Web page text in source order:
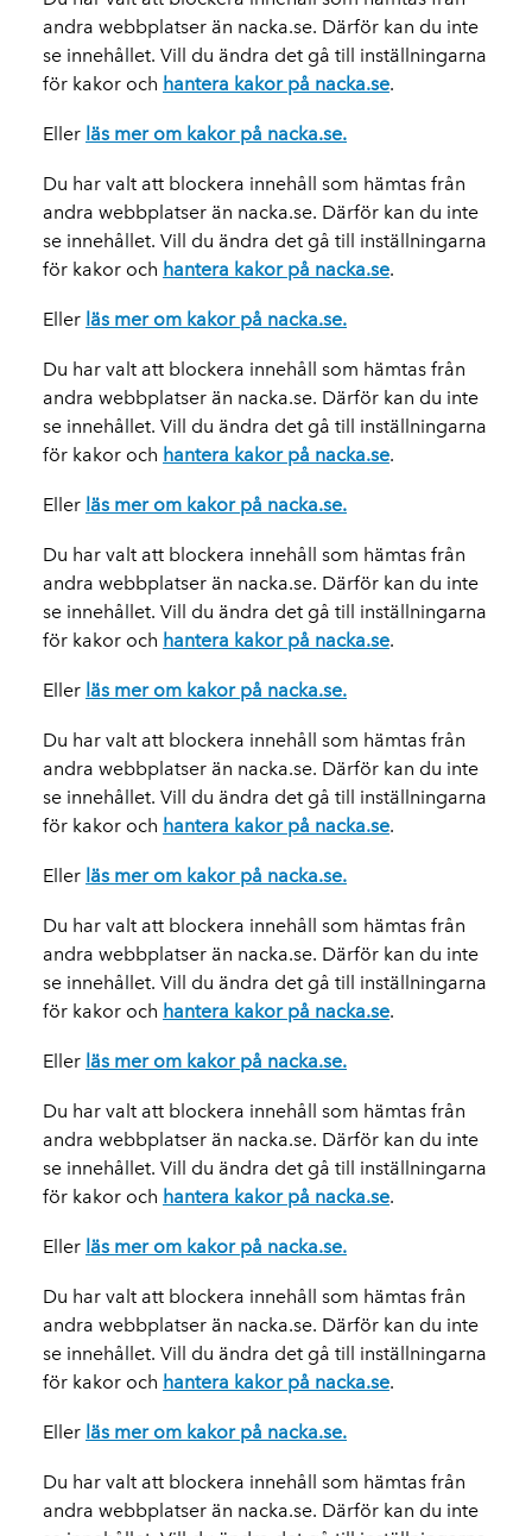
andra webbplatser än nacka.se. Därför kan du inte
se innehållet. Vill du ändra det gå till inställningarna
för kakor och hantera kakor på nacka.se.
Eller läs mer om kakor på nacka.se.
Du har valt att blockera innehåll som hämtas från
andra webbplatser än nacka.se. Därför kan du inte
se innehållet. Vill du ändra det gå till inställningarna
för kakor och hantera kakor på nacka.se.
Eller läs mer om kakor på nacka.se.
Du har valt att blockera innehåll som hämtas från
andra webbplatser än nacka.se. Därför kan du inte
se innehållet. Vill du ändra det gå till inställningarna
för kakor och hantera kakor på nacka.se.
Eller läs mer om kakor på nacka.se.
Du har valt att blockera innehåll som hämtas från
andra webbplatser än nacka.se. Därför kan du inte
se innehållet. Vill du ändra det gå till inställningarna
för kakor och hantera kakor på nacka.se.
Eller läs mer om kakor på nacka.se.
Du har valt att blockera innehåll som hämtas från
andra webbplatser än nacka.se. Därför kan du inte
se innehållet. Vill du ändra det gå till inställningarna
för kakor och hantera kakor på nacka.se.
Eller läs mer om kakor på nacka.se.
Du har valt att blockera innehåll som hämtas från
andra webbplatser än nacka.se. Därför kan du inte
se innehållet. Vill du ändra det gå till inställningarna
för kakor och hantera kakor på nacka.se.
Eller läs mer om kakor på nacka.se.
Du har valt att blockera innehåll som hämtas från
andra webbplatser än nacka.se. Därför kan du inte
se innehållet. Vill du ändra det gå till inställningarna
för kakor och hantera kakor på nacka.se.
Eller läs mer om kakor på nacka.se.
Du har valt att blockera innehåll som hämtas från
andra webbplatser än nacka.se. Därför kan du inte
se innehållet. Vill du ändra det gå till inställningarna
för kakor och hantera kakor på nacka.se.
Eller läs mer om kakor på nacka.se.
Du har valt att blockera innehåll som hämtas från
andra webbplatser än nacka.se. Därför kan du inte